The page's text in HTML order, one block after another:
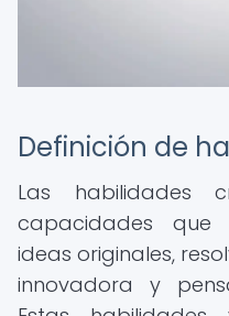
Definición de
Las habilidades
capacidades que
ideas originales,
innovadora y